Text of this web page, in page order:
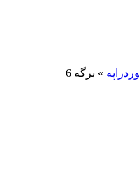
»برگه 6